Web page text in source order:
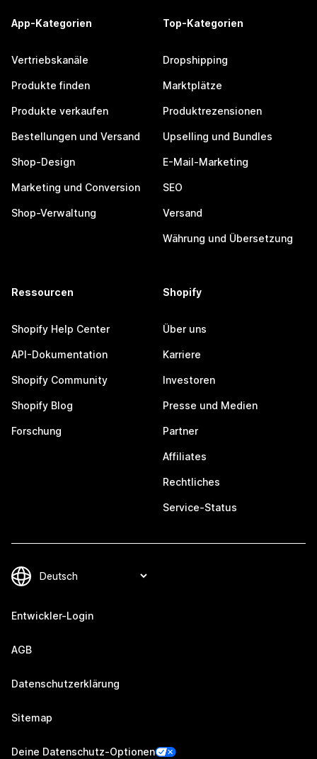
App-Kategorien
Vertriebskanäle
Produkte finden
Produkte verkaufen
Bestellungen und Versand
Shop-Design
Marketing und Conversion
Shop-Verwaltung
Top-Kategorien
Dropshipping
Marktplätze
Produktrezensionen
Upselling und Bundles
E-Mail-Marketing
SEO
Versand
Währung und Übersetzung
Ressourcen
Shopify Help Center
API-Dokumentation
Shopify Community
Shopify Blog
Forschung
Shopify
Über uns
Karriere
Investoren
Presse und Medien
Partner
Affiliates
Rechtliches
Service-Status
Entwickler-Login
AGB
Datenschutzerklärung
Sitemap
Deine Datenschutz-Optionen